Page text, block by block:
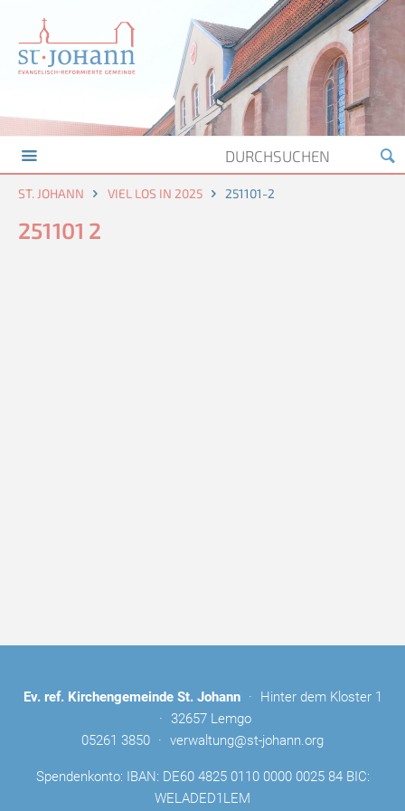
ST. JOHANN VIEL LOS IN 2025 251101-2
251101 2
Ev. ref. Kirchengemeinde St. Johann ·
Hinter dem Kloster 1
· 32657 Lemgo
05261 3850 · verwaltung@st-johann.org
Spendenkonto: IBAN: DE60 4825 0110 0000 0025 84 BIC:
WELADED1LEM